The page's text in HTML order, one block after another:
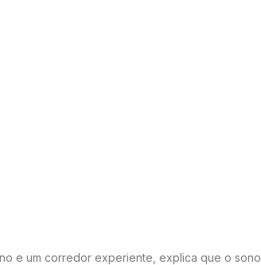
e um corredor experiente, explica que o sono